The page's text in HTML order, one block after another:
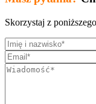
Skorzystaj z